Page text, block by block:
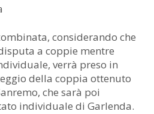
considerando che
a coppie mentre
verrà preso in
della coppia ottenuto
che sarà poi
individuale di Garlenda.